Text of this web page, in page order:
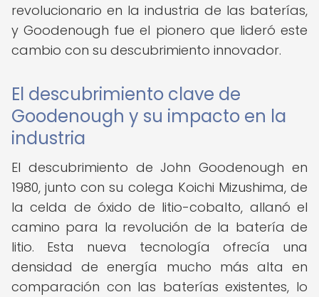
revolucionario en la industria de las baterías,
y Goodenough fue el pionero que lideró este
cambio con su descubrimiento innovador.
El descubrimiento clave de
Goodenough y su impacto en la
industria
El descubrimiento de John Goodenough en
1980, junto con su colega Koichi Mizushima, de
la celda de óxido de litio-cobalto, allanó el
camino para la revolución de la batería de
litio. Esta nueva tecnología ofrecía una
densidad de energía mucho más alta en
comparación con las baterías existentes, lo